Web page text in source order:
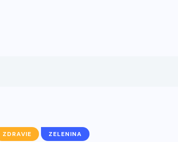
ZDRAVIE ZELENINA